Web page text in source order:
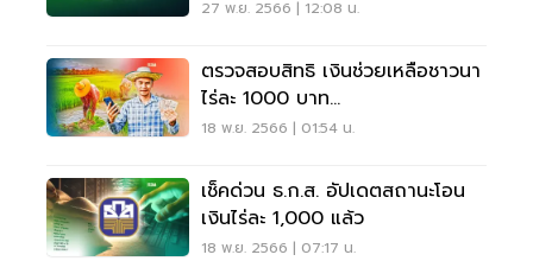
สุดท้าย 2 ธ.ค.
27 พ.ย. 2566 | 12:08 น.
ตรวจสอบสิทธิ เงินช่วยเหลือชาวนา
ไร่ละ 1000 บาท
Chongkho.inbaac.com โอน 28
18 พ.ย. 2566 | 01:54 น.
เช็คด่วน ธ.ก.ส. อัปเดตสถานะโอน
เงินไร่ละ 1,000 แล้ว
18 พ.ย. 2566 | 07:17 น.